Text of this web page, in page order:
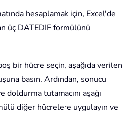
hesaplamak için, Excel'de
üç DATEDIF formülünü
bir hücre seçin, aşağıda verilen
basın. Ardından, sonucu
doldurma tutamacını aşağı
diğer hücrelere uygulayın ve